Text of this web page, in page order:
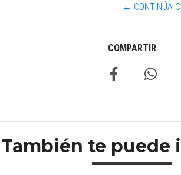
← CONTINÚA
COMPARTIR
También te puede